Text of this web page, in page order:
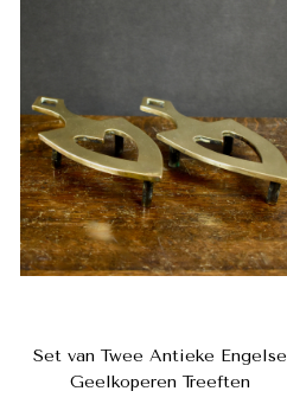
Set van Twee Antieke Engelse
Geelkoperen Treeften